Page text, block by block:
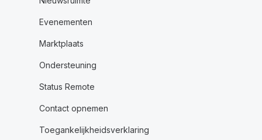
Evenementen
Marktplaats
Ondersteuning
Status Remote
Contact opnemen
Toegankelijkheidsverklaring